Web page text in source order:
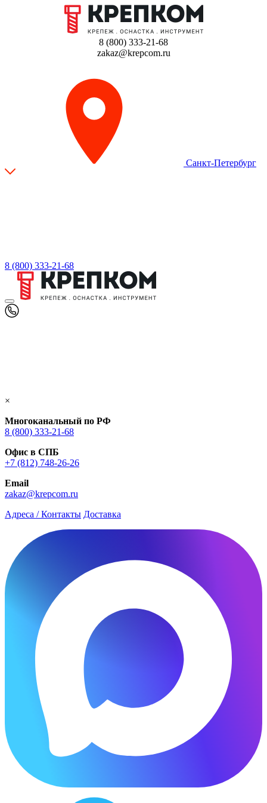
8 (800) 333-21-68
zakaz@krepcom.ru
Санкт-Петербург
8 (800) 333-21-68
×
Многоканальный по РФ
8 (800) 333‑21-68
Офис в СПБ
+7 (812) 748‑26-26
Email
zakaz@krepcom.ru
Адреса / Контакты Доставка